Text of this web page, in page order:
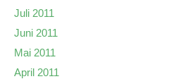
Juli 2011
Juni 2011
Mai 2011
April 2011